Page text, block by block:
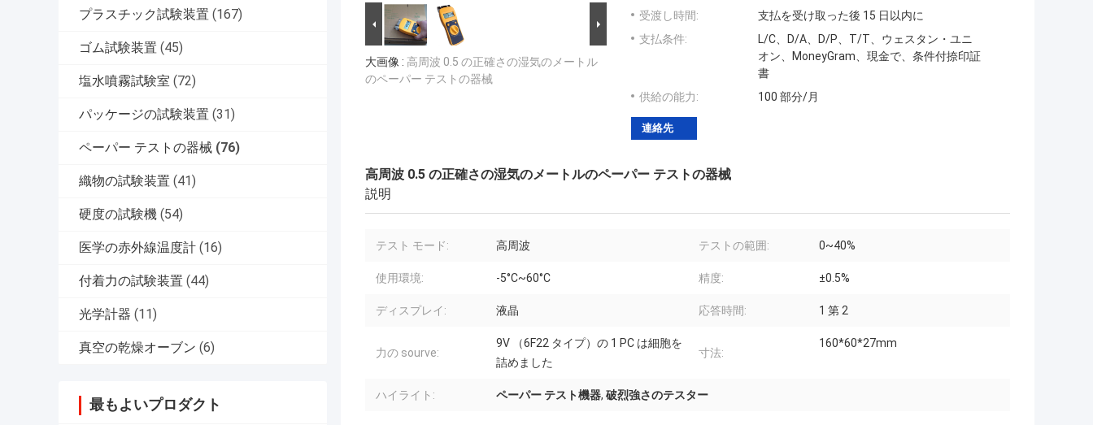
プラスチック試験装置 (167)
ゴム試験装置 (45)
塩水噴霧試験室 (72)
パッケージの試験装置 (31)
ペーパー テストの器械 (76)
織物の試験装置 (41)
硬度の試験機 (54)
医学の赤外線温度計 (16)
付着力の試験装置 (44)
光学計器 (11)
真空の乾燥オーブン (6)
最もよいプロダクト
大画像 : 高周波 0.5 の正確さの湿気のメートル
のペーパー テストの器械
受渡し時間:
支払を受け取った後 15 日以内に
支払条件:
L/C、D/A、D/P、T/T、ウェスタン・ユニ
オン、MoneyGram、現金で、条件付捺印証
書
供給の能力:
100 部分/月
連絡先
高周波 0.5 の正確さの湿気のメートルのペーパー テストの器械
説明
テスト モード: 高周波 テストの範囲: 0~40%
使用環境: -5°C~60°C 精度: ±0.5%
ディスプレイ: 液晶 応答時間: 1 第 2
力の sourve:
9V （6F22 タイプ）の 1 PC は細胞を
詰めました
寸法:
160*60*27mm
ハイライト: ペーパー テスト機器, 破烈強さのテスター